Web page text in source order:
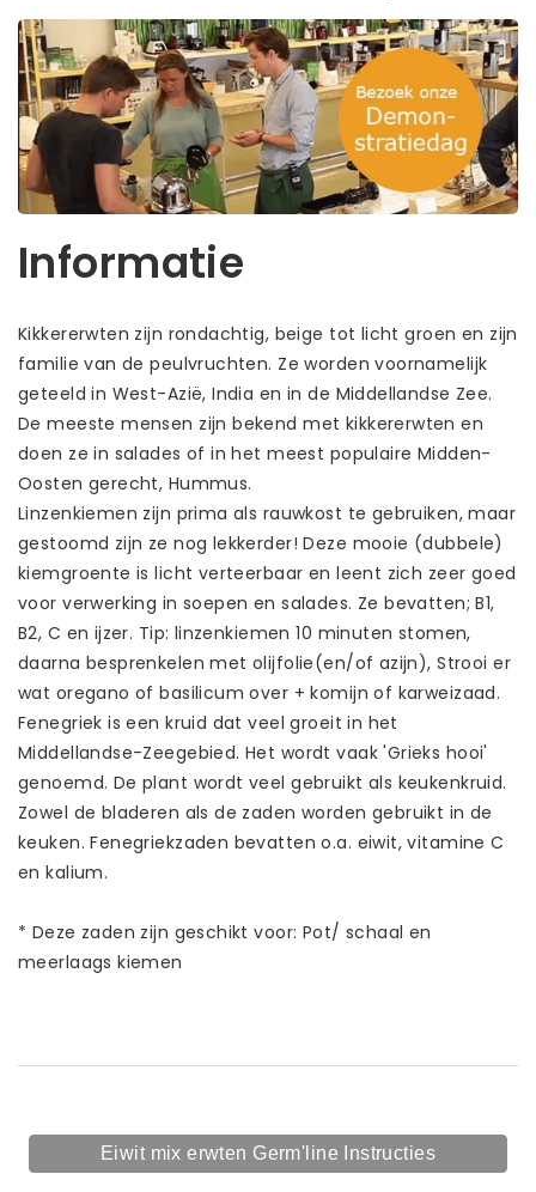
Informatie
Kikkererwten zijn rondachtig, beige tot licht groen en zijn
familie van de peulvruchten. Ze worden voornamelijk
geteeld in West-Azië, India en in de Middellandse Zee.
De meeste mensen zijn bekend met kikkererwten en
doen ze in salades of in het meest populaire Midden-
Oosten gerecht, Hummus.
Linzenkiemen zijn prima als rauwkost te gebruiken, maar
gestoomd zijn ze nog lekkerder! Deze mooie (dubbele)
kiemgroente is licht verteerbaar en leent zich zeer goed
voor verwerking in soepen en salades. Ze bevatten; B1,
B2, C en ijzer. Tip: linzenkiemen 10 minuten stomen,
daarna besprenkelen met olijfolie(en/of azijn), Strooi er
wat oregano of basilicum over + komijn of karweizaad.
Fenegriek is een kruid dat veel groeit in het
Middellandse-Zeegebied. Het wordt vaak 'Grieks hooi'
genoemd. De plant wordt veel gebruikt als keukenkruid.
Zowel de bladeren als de zaden worden gebruikt in de
keuken. Fenegriekzaden bevatten o.a. eiwit, vitamine C
en kalium.
* Deze zaden zijn geschikt voor: Pot/ schaal en
meerlaags kiemen
Eiwit mix erwten Germ'line Instructies